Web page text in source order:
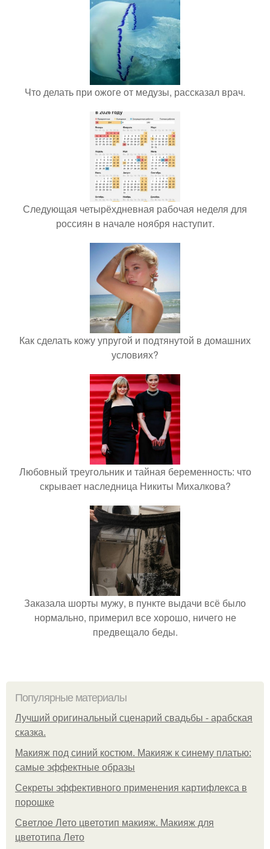
Что делать при ожоге от медузы, рассказал врач.
Следующая четырёхдневная рабочая неделя для
россиян в начале ноября наступит.
Как сделать кожу упругой и подтянутой в домашних
условиях?
Любовный треугольник и тайная беременность: что
скрывает наследница Никиты Михалкова?
Заказала шорты мужу, в пункте выдачи всё было
нормально, примерил все хорошо, ничего не
предвещало беды.
Популярные материалы
Лучший оригинальный сценарий свадьбы - арабская
сказка.
Макияж под синий костюм. Макияж к синему платью:
самые эффектные образы
Секреты эффективного применения картифлекса в
порошке
Светлое Лето цветотип макияж. Макияж для
цветотипа Лето